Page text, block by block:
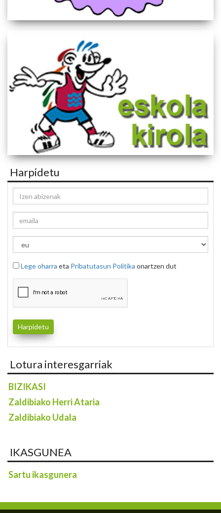
Harpidetu
Lege oharra eta Pribatutasun Politika onartzen dut
Lotura interesgarriak
BIZIKASI
Zaldibiako Herri Ataria
Zaldibiako Udala
IKASGUNEA
Sartu ikasgunera